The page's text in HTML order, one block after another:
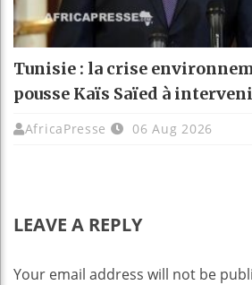
Tunisie : la crise
pousse Kaïs Saïed à
AfricaPresse 06 Aug 2026
LEAVE A REPLY
Your email address will not be